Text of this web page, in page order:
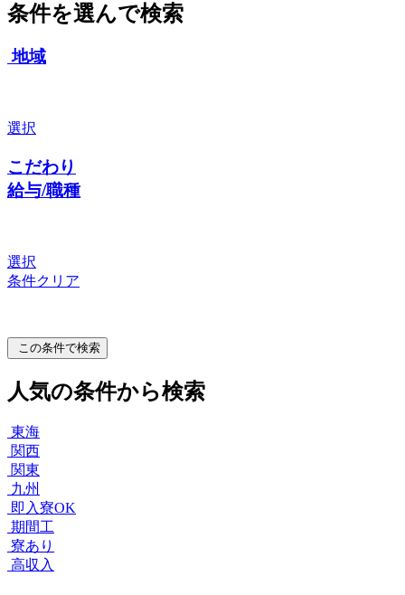
条件を選んで検索
地域
選択
こだわり
給与/職種
選択
条件クリア
この条件で検索
人気の条件から検索
東海
関西
関東
九州
即入寮OK
期間工
寮あり
高収入